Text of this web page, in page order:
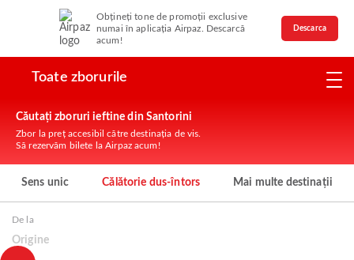
Obțineți tone de promoții exclusive
numai în aplicația Airpaz. Descarcă
acum!
Descarca
Toate zborurile
Căutați zboruri ieftine din Santorini
Zbor la preț accesibil către destinația de vis.
Să rezervăm bilete la Airpaz acum!
Sens unic Călătorie dus-întors Mai multe destinații
De la
Origine